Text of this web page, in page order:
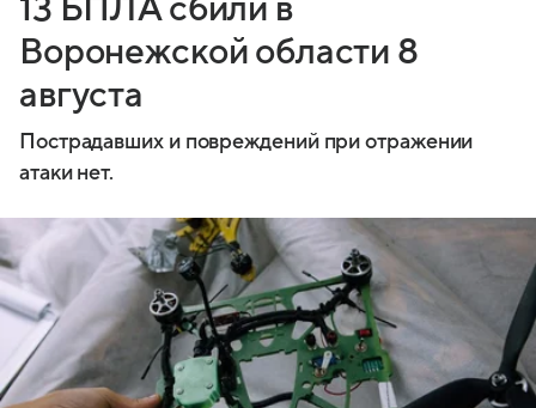
13 БПЛА сбили в
Воронежской области 8
августа
Пострадавших и повреждений при отражении
атаки нет.